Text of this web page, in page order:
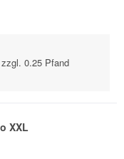
0.25 Pfand
XXL